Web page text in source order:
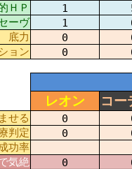
ＨＰ
1
ーヴ
1
底力
0
ョン
0
レオン コー
せる 0
判定
0
功率
気絶
0